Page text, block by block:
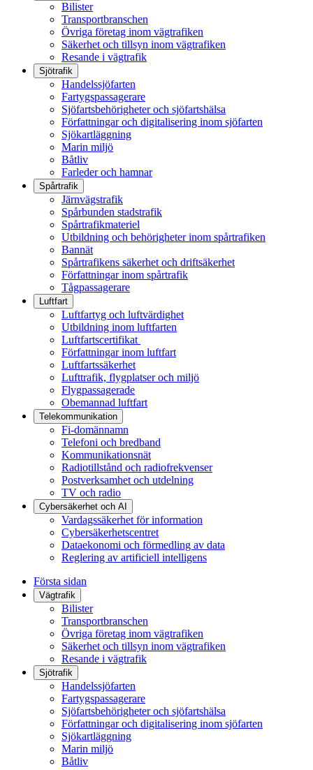
Bilister
Transportbranschen
Övriga företag inom vägtrafiken
Säkerhet och tillsyn inom vägtrafiken
Resande i vägtrafik
Sjötrafik
Handelssjöfarten
Fartygspassagerare
Sjöfartsbehörigheter och sjöfartshälsa
Författningar och digitalisering inom sjöfarten
Sjökartläggning
Marin miljö
Båtliv
Farleder och hamnar
Spårtrafik
Järnvägstrafik
Spårbunden stadstrafik
Spårtrafikmateriel
Utbildning och behörigheter inom spårtrafiken
Bannät
Spårtrafikens säkerhet och driftsäkerhet
Författningar inom spårtrafik
Tågpassagerare
Luftfart
Luftfartyg och luftvärdighet
Utbildning inom luftfarten
Luftfartscertifikat
Författningar inom luftfart
Luftfartssäkerhet
Lufttrafik, flygplatser och miljö
Flygpassagerade
Obemannad luftfart
Telekommunikation
Fi-domännamn
Telefoni och bredband
Kommunikationsnät
Radiotillstånd och radiofrekvenser
Postverksamhet och utdelning
TV och radio
Cybersäkerhet och AI
Vardagssäkerhet för information
Cybersäkerhetscentret
Dataekonomi och förmedling av data
Reglering av artificiell intelligens
Första sidan
Vägtrafik
Bilister
Transportbranschen
Övriga företag inom vägtrafiken
Säkerhet och tillsyn inom vägtrafiken
Resande i vägtrafik
Sjötrafik
Handelssjöfarten
Fartygspassagerare
Sjöfartsbehörigheter och sjöfartshälsa
Författningar och digitalisering inom sjöfarten
Sjökartläggning
Marin miljö
Båtliv